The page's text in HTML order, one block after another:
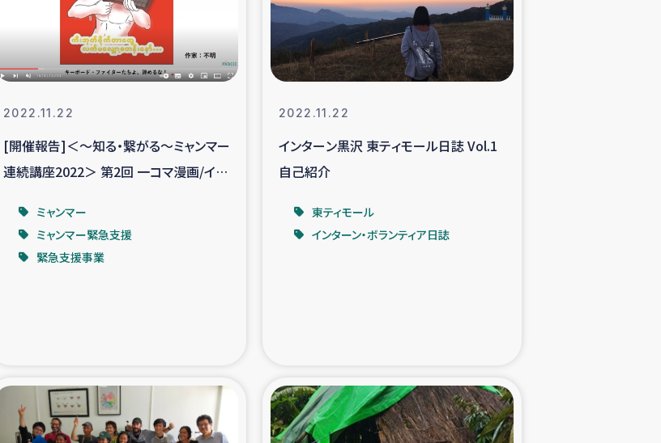
支援 漁業復興支援
誌 経済自立支援事業
支援 ガザ地区での公園の緑化を通じた支援事業
緊急支援 ガザ地区酪農を通した女性グループの生計支援
養改善事業
援 デニヤヤ小規模紅茶農家支援
2022.11.22
[開催報告]＜～知る・繋がる～ミャンマー
連続講座2022＞ 第2回 一コマ漫画/イラ
ミャンマー
ミャンマー緊急支援
緊急支援事業
2022.11.22
インターン黒沢 東ティモール日誌 Vol.1
自己紹介
東ティモール
インターン・ボランティア日誌